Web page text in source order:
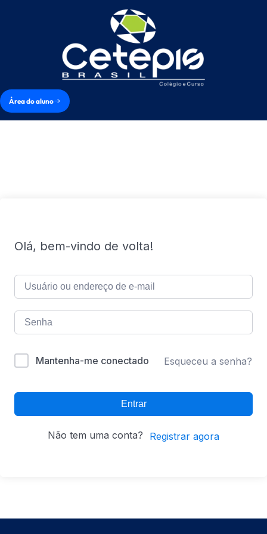
Área do aluno
Olá, bem-vindo de volta!
Mantenha-me conectado Esqueceu a senha?
Entrar
Não tem uma conta? Registrar agora